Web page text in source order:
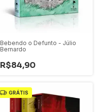
Bebendo o Defunto - Júlio
Bernardo
R$84,90
GRÁTIS